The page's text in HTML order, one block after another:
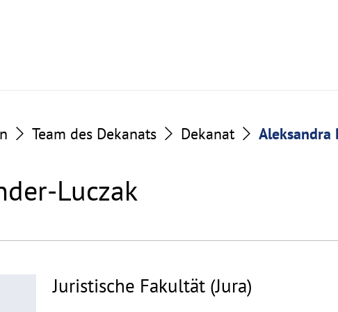
Team des Dekanats Dekanat Aleksandra
Luczak
Juristische Fakultät (Jura)